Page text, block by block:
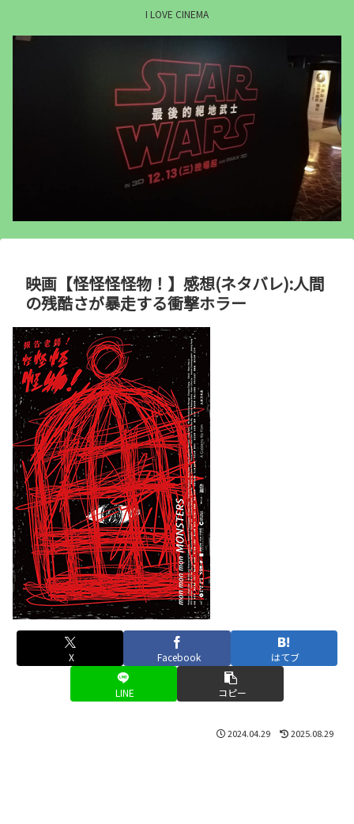
I LOVE CINEMA
映画【怪怪怪怪物！】感想(ネタバレ):人間
の残酷さが暴走する衝撃ホラー
X Facebook はてブ
LINE コピー
2024.04.29 2025.08.29